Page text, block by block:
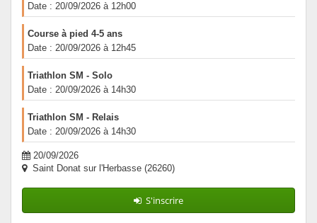
Date : 20/09/2026 à 12h00
Course à pied 4-5 ans
Date : 20/09/2026 à 12h45
Triathlon SM - Solo
Date : 20/09/2026 à 14h30
Triathlon SM - Relais
Date : 20/09/2026 à 14h30
20/09/2026
Saint Donat sur l'Herbasse (26260)
S'inscrire